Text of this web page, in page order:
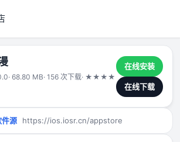
· 68.80 MB· 156 次下载· ★ ★ ★ ★ ★
2025-02-11
在线安装
在线下载
件源 https://ios.iosr.cn/appstore